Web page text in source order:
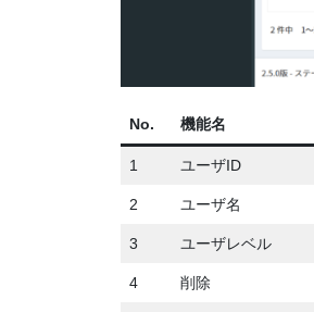
No. 機能名
1 ユーザID
2 ユーザ名
3 ユーザレベル
4 削除